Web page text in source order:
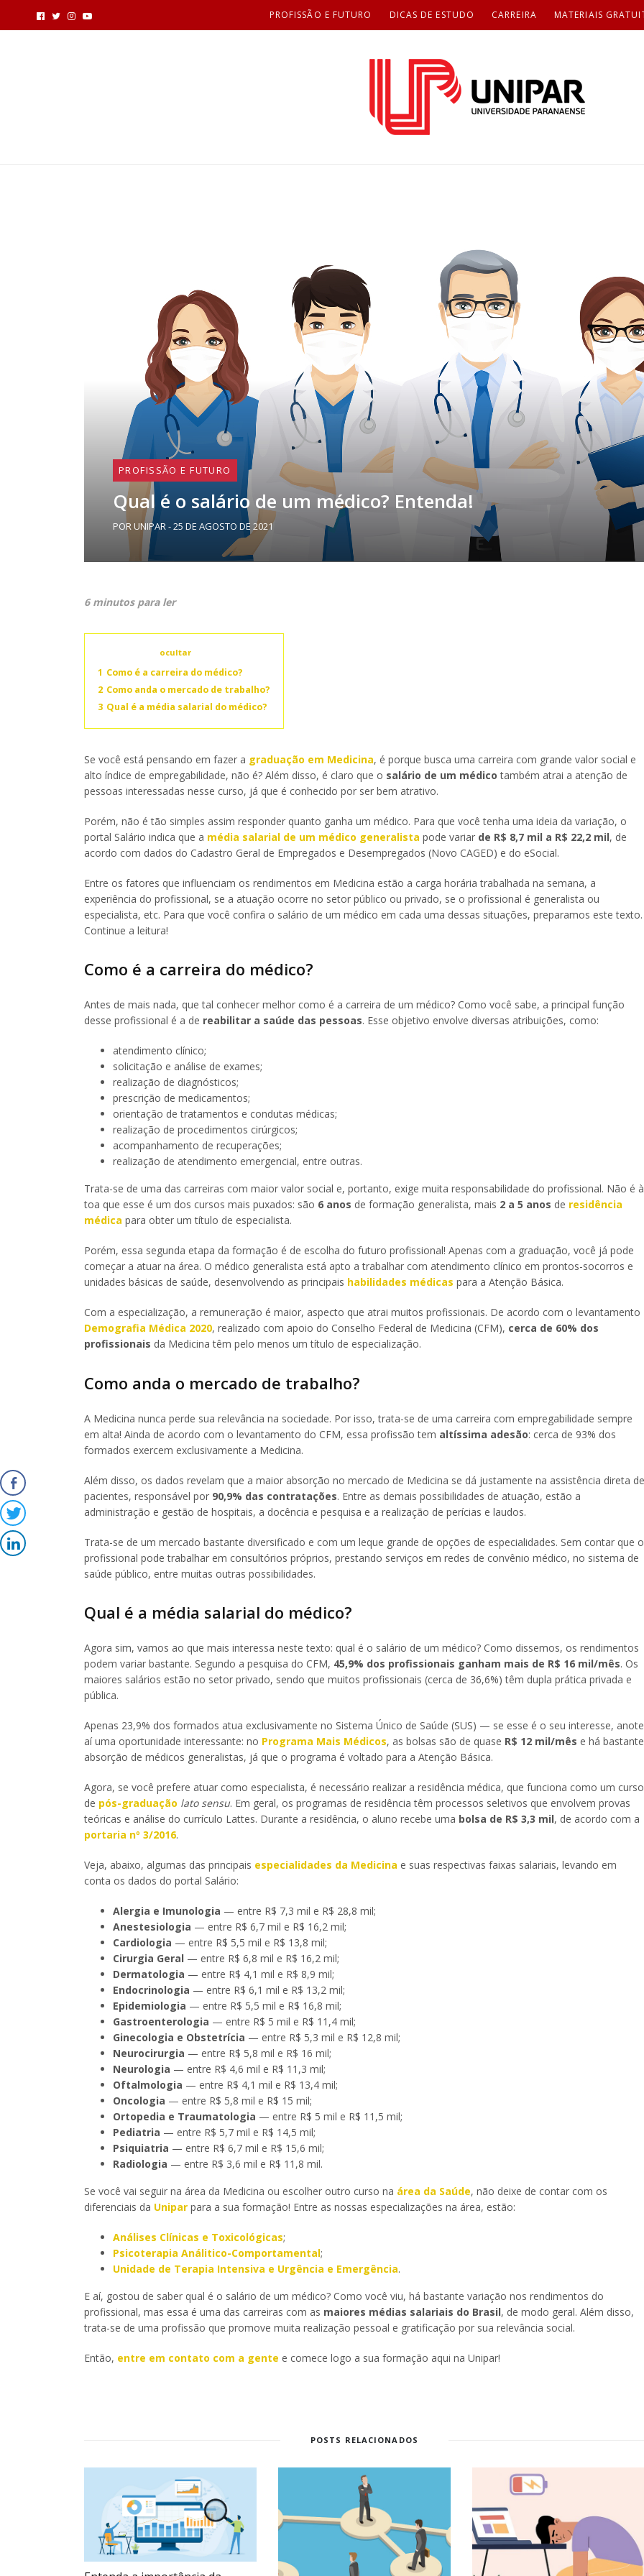
PROFISSÃO E FUTURO DICAS DE ESTUDO CARREIRA MATERIAIS
PROFISSÃO E FUTURO
Qual é o salário de um médico? Entenda!
POR UNIPAR - 25 DE AGOSTO DE 2021
6 minutos para ler
ocultar
1 Como é a carreira do médico?
2 Como anda o mercado de trabalho?
3 Qual é a média salarial do médico?
Se você está pensando em fazer a graduação em Medicina, é porque busca uma carreira com grande valor social e
alto índice de empregabilidade, não é? Além disso, é claro que o salário de um médico também atrai a atenção de
pessoas interessadas nesse curso, já que é conhecido por ser bem atrativo.
Porém, não é tão simples assim responder quanto ganha um médico. Para que você tenha uma ideia da variação, o
portal Salário indica que a média salarial de um médico generalista pode variar de R$ 8,7 mil a R$ 22,2 mil, de
acordo com dados do Cadastro Geral de Empregados e Desempregados (Novo CAGED) e do eSocial.
Entre os fatores que influenciam os rendimentos em Medicina estão a carga horária trabalhada na semana, a
experiência do profissional, se a atuação ocorre no setor público ou privado, se o profissional é generalista ou
especialista, etc. Para que você confira o salário de um médico em cada uma dessas situações, preparamos este texto.
Continue a leitura!
Como é a carreira do médico?
Antes de mais nada, que tal conhecer melhor como é a carreira de um médico? Como você sabe, a principal função
desse profissional é a de reabilitar a saúde das pessoas. Esse objetivo envolve diversas atribuições, como:
atendimento clínico;
solicitação e análise de exames;
realização de diagnósticos;
prescrição de medicamentos;
orientação de tratamentos e condutas médicas;
realização de procedimentos cirúrgicos;
acompanhamento de recuperações;
realização de atendimento emergencial, entre outras.
Trata-se de uma das carreiras com maior valor social e, portanto, exige muita responsabilidade do profissional. Não é à
toa que esse é um dos cursos mais puxados: são 6 anos de formação generalista, mais 2 a 5 anos de residência
médica para obter um título de especialista.
Porém, essa segunda etapa da formação é de escolha do futuro profissional! Apenas com a graduação, você já pode
começar a atuar na área. O médico generalista está apto a trabalhar com atendimento clínico em prontos-socorros e
unidades básicas de saúde, desenvolvendo as principais habilidades médicas para a Atenção Básica.
Com a especialização, a remuneração é maior, aspecto que atrai muitos profissionais. De acordo com o levantamento
Demografia Médica 2020, realizado com apoio do Conselho Federal de Medicina (CFM), cerca de 60% dos
profissionais da Medicina têm pelo menos um título de especialização.
Como anda o mercado de trabalho?
A Medicina nunca perde sua relevância na sociedade. Por isso, trata-se de uma carreira com empregabilidade sempre
em alta! Ainda de acordo com o levantamento do CFM, essa profissão tem altíssima adesão: cerca de 93% dos
formados exercem exclusivamente a Medicina.
Além disso, os dados revelam que a maior absorção no mercado de Medicina se dá justamente na assistência direta de
pacientes, responsável por 90,9% das contratações. Entre as demais possibilidades de atuação, estão a
administração e gestão de hospitais, a docência e pesquisa e a realização de perícias e laudos.
Trata-se de um mercado bastante diversificado e com um leque grande de opções de especialidades. Sem contar que o
profissional pode trabalhar em consultórios próprios, prestando serviços em redes de convênio médico, no sistema de
saúde público, entre muitas outras possibilidades.
Qual é a média salarial do médico?
Agora sim, vamos ao que mais interessa neste texto: qual é o salário de um médico? Como dissemos, os rendimentos
podem variar bastante. Segundo a pesquisa do CFM, 45,9% dos profissionais ganham mais de R$ 16 mil/mês. Os
maiores salários estão no setor privado, sendo que muitos profissionais (cerca de 36,6%) têm dupla prática privada e
pública.
Apenas 23,9% dos formados atua exclusivamente no Sistema Único de Saúde (SUS) — se esse é o seu interesse, anote
aí uma oportunidade interessante: no Programa Mais Médicos, as bolsas são de quase R$ 12 mil/mês e há bastante
absorção de médicos generalistas, já que o programa é voltado para a Atenção Básica.
Agora, se você prefere atuar como especialista, é necessário realizar a residência médica, que funciona como um curso
de pós-graduação lato sensu. Em geral, os programas de residência têm processos seletivos que envolvem provas
teóricas e análise do currículo Lattes. Durante a residência, o aluno recebe uma bolsa de R$ 3,3 mil, de acordo com a
portaria nº 3/2016.
Veja, abaixo, algumas das principais especialidades da Medicina e suas respectivas faixas salariais, levando em
conta os dados do portal Salário:
Alergia e Imunologia — entre R$ 7,3 mil e R$ 28,8 mil;
Anestesiologia — entre R$ 6,7 mil e R$ 16,2 mil;
Cardiologia — entre R$ 5,5 mil e R$ 13,8 mil;
Cirurgia Geral — entre R$ 6,8 mil e R$ 16,2 mil;
Dermatologia — entre R$ 4,1 mil e R$ 8,9 mil;
Endocrinologia — entre R$ 6,1 mil e R$ 13,2 mil;
Epidemiologia — entre R$ 5,5 mil e R$ 16,8 mil;
Gastroenterologia — entre R$ 5 mil e R$ 11,4 mil;
Ginecologia e Obstetrícia — entre R$ 5,3 mil e R$ 12,8 mil;
Neurocirurgia — entre R$ 5,8 mil e R$ 16 mil;
Neurologia — entre R$ 4,6 mil e R$ 11,3 mil;
Oftalmologia — entre R$ 4,1 mil e R$ 13,4 mil;
Oncologia — entre R$ 5,8 mil e R$ 15 mil;
Ortopedia e Traumatologia — entre R$ 5 mil e R$ 11,5 mil;
Pediatria — entre R$ 5,7 mil e R$ 14,5 mil;
Psiquiatria — entre R$ 6,7 mil e R$ 15,6 mil;
Radiologia — entre R$ 3,6 mil e R$ 11,8 mil.
Se você vai seguir na área da Medicina ou escolher outro curso na área da Saúde, não deixe de contar com os
diferenciais da Unipar para a sua formação! Entre as nossas especializações na área, estão:
Análises Clínicas e Toxicológicas;
Psicoterapia Análitico-Comportamental;
Unidade de Terapia Intensiva e Urgência e Emergência.
E aí, gostou de saber qual é o salário de um médico? Como você viu, há bastante variação nos rendimentos do
profissional, mas essa é uma das carreiras com as maiores médias salariais do Brasil, de modo geral. Além disso,
trata-se de uma profissão que promove muita realização pessoal e gratificação por sua relevância social.
Então, entre em contato com a gente e comece logo a sua formação aqui na Unipar!
POSTS RELACIONADOS